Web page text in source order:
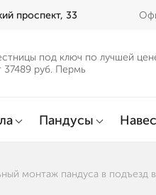
проспект, 33
под ключ по лучшей
37489 руб. Пермь
Пандусы
монтаж пандуса в подъезд